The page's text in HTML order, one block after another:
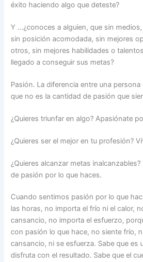
éxito haciendo algo que deteste?
Y …¿conoces a alguien, que sin
sin posición acomodada, sin mejores
otros, sin mejores habilidades o
llegado a conseguir sus metas?
Pasión. La diferencia entre una
que no es la cantidad de pasión que
¿Quieres triunfar en algo? Apasiónate
¿Quieres ser el mejor en tu profesión?
¿Quieres alcanzar metas
de pasión por lo que haces.
Cuando sentimos pasión por lo que
las horas, no importa el frío ni el calor,
cansancio, no importa el esfuerzo,
con pasión lo que hace, no siente frío,
cansancio, ni se esfuerza. Sabe que es
disfruta con el resultado. Sabe que el